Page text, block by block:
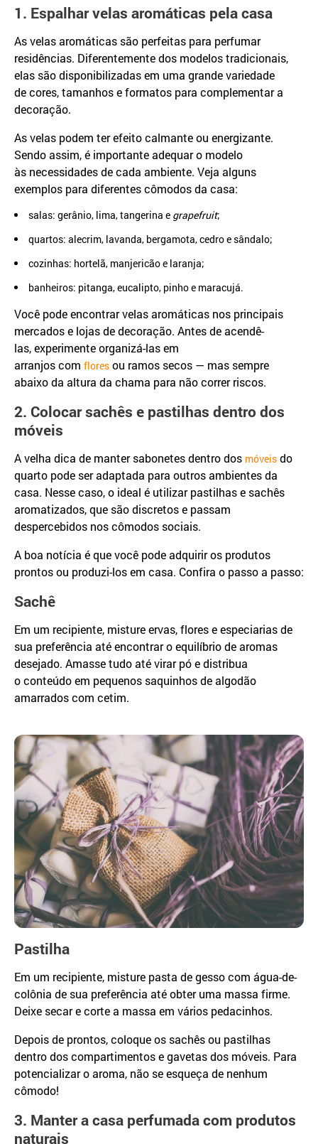
1. Espalhar velas aromáticas pela casa
As velas aromáticas são perfeitas para perfumar
residências. Diferentemente dos modelos tradicionais,
elas são disponibilizadas em uma grande variedade
de cores, tamanhos e formatos para complementar a
decoração.
As velas podem ter efeito calmante ou energizante.
Sendo assim, é importante adequar o modelo
às necessidades de cada ambiente. Veja alguns
exemplos para diferentes cômodos da casa:
salas: gerânio, lima, tangerina e grapefruit;
quartos: alecrim, lavanda, bergamota, cedro e sândalo;
cozinhas: hortelã, manjericão e laranja;
banheiros: pitanga, eucalipto, pinho e maracujá.
Você pode encontrar velas aromáticas nos principais
mercados e lojas de decoração. Antes de acendê-
las, experimente organizá-las em
arranjos com flores ou ramos secos — mas sempre
abaixo da altura da chama para não correr riscos.
2. Colocar sachês e pastilhas dentro dos
móveis
A velha dica de manter sabonetes dentro dos móveis do
quarto pode ser adaptada para outros ambientes da
casa. Nesse caso, o ideal é utilizar pastilhas e sachês
aromatizados, que são discretos e passam
despercebidos nos cômodos sociais.
A boa notícia é que você pode adquirir os produtos
prontos ou produzi-los em casa. Confira o passo a passo:
Sachê
Em um recipiente, misture ervas, flores e especiarias de
sua preferência até encontrar o equilíbrio de aromas
desejado. Amasse tudo até virar pó e distribua
o conteúdo em pequenos saquinhos de algodão
amarrados com cetim.
Pastilha
Em um recipiente, misture pasta de gesso com água-de-
colônia de sua preferência até obter uma massa firme.
Deixe secar e corte a massa em vários pedacinhos.
Depois de prontos, coloque os sachês ou pastilhas
dentro dos compartimentos e gavetas dos móveis. Para
potencializar o aroma, não se esqueça de nenhum
cômodo!
3. Manter a casa perfumada com produtos
naturais